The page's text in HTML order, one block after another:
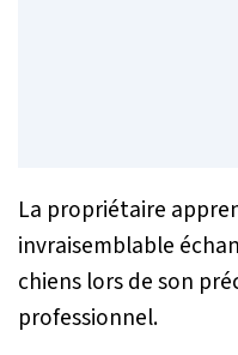
La propriétaire
invraisemblable
chiens lors de son
professionnel.